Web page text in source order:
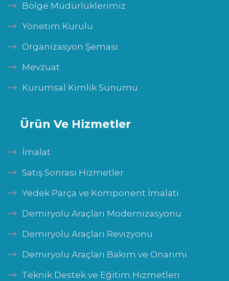
Bölge Müdürlüklerimiz
Yönetim Kurulu
Organizasyon Şeması
Mevzuat
Kurumsal Kimlik Sunumu
Ürün Ve Hizmetler
İmalat
Satış Sonrası Hizmetler
Yedek Parça ve Komponent İmalatı
Demiryolu Araçları Modernizasyonu
Demiryolu Araçları Revizyonu
Demiryolu Araçları Bakım ve Onarımı
Teknik Destek ve Eğitim Hizmetleri